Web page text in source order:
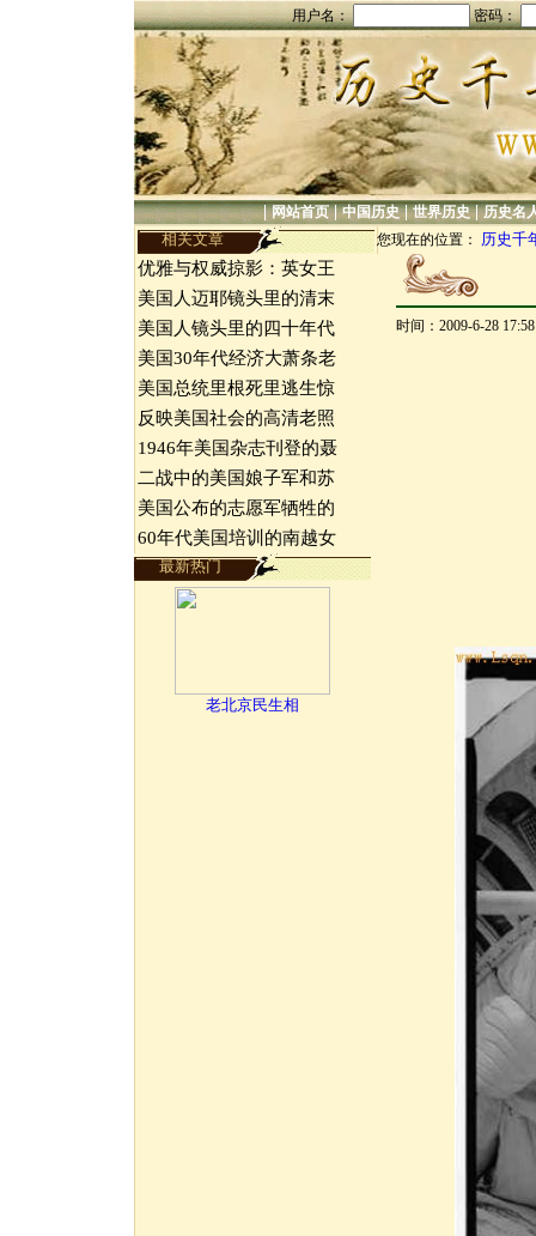
用户名： 密码：
|网站首页|中国历史|世界历史|历史名
相关文章 您现在的位置： 历史千
优雅与权威掠影：英女王
美国人迈耶镜头里的清末
美国人镜头里的四十年代
美国30年代经济大萧条老
美国总统里根死里逃生惊
反映美国社会的高清老照
1946年美国杂志刊登的聂
二战中的美国娘子军和苏
美国公布的志愿军牺牲的
60年代美国培训的南越女
最新热门
老北京民生相
时间：2009-6-28